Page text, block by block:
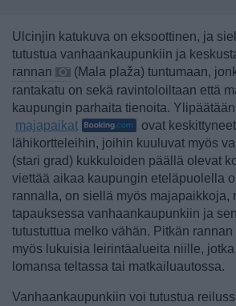
Ulcinjin katukuva on eksoottinen, ja
tutustua vanhaankaupunkiin ja
rannan
(Mala plaža) tuntumaan,
rantakatu on sekä ravintoloiltaan että
kaupungin parhaita tienoita.
majapaikat
ovat
lähikortteleihin, joihin kuuluvat myös
(stari grad) kukkuloiden päällä olevat
viettää aikaa kaupungin eteläpuolella
rannalla, on siellä myös majapaikkoja,
tapauksessa vanhaankaupunkiin ja
tutustuttua melko vähän. Pitkän
myös lukuisia leirintäalueita niille,
lomansa teltassa tai matkailuautossa.
Vanhaankaupunkiin voi tutustua